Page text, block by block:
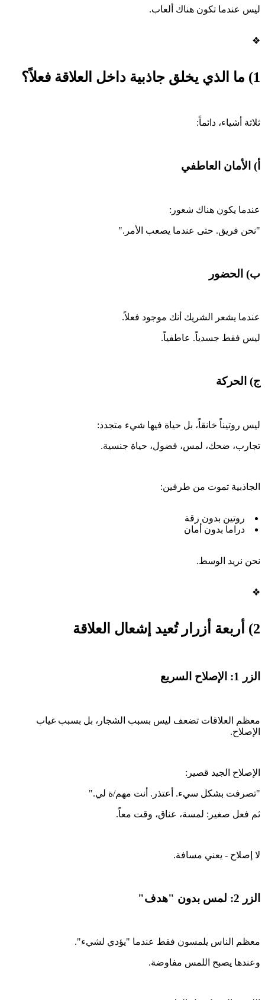
ليس عندما تكون هناك ألعاب.
❖
1) ما الذي يخلق جاذبية داخل العلاقة فعلاً؟
ثلاثة أشياء، دائماً:
أ) الأمان العاطفي
عندما يكون هناك شعور:
"نحن فريق. حتى عندما يصعب الأمر."
ب) الحضور
عندما يشعر الشريك أنك موجود فعلاً.
ليس فقط جسدياً. عاطفياً.
ج) الحركة
ليس روتيناً خانقاً، بل حياة فيها شيء متجدد:
تجارب، ضحك، لمس، فضول، حياة جنسية.
الجاذبية تموت من طرفين:
روتين بدون رقة
دراما بدون أمان
نحن نريد الوسط.
❖
2) أربعة أزرار تُعيد إشعال العلاقة
الزر 1: الإصلاح السريع
معظم العلاقات تضعف ليس بسبب الشجار، بل بسبب غياب
الإصلاح.
الإصلاح الجيد قصير:
"تصرفت بشكل سيء. أعتذر. أنت مهم/ة لي."
ثم فعل صغير: لمسة، عناق، وقت معاً.
لا إصلاح - يعني مسافة.
الزر 2: لمس بدون "هدف"
معظم الناس يلمسون فقط عندما "يؤدي لشيء".
وعندها يصبح اللمس مفاوضة.